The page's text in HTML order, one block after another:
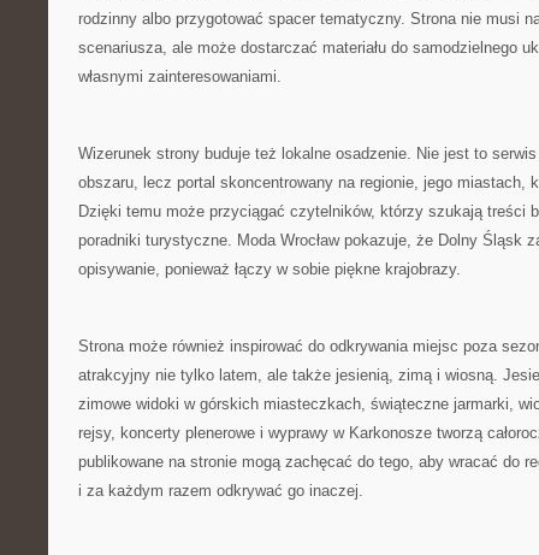
rodzinny albo przygotować spacer tematyczny. Strona nie musi
scenariusza, ale może dostarczać materiału do samodzielnego
własnymi zainteresowaniami.
Wizerunek strony buduje też lokalne osadzenie. Nie jest to
obszaru, lecz portal skoncentrowany na regionie, jego miastach,
Dzięki temu może przyciągać czytelników, którzy szukają treści
poradniki turystyczne. Moda Wrocław pokazuje, że Dolny Śląsk
opisywanie, ponieważ łączy w sobie piękne krajobrazy.
Strona może również inspirować do odkrywania miejsc poza
atrakcyjny nie tylko latem, ale także jesienią, zimą i wiosną.
zimowe widoki w górskich miasteczkach, świąteczne jarmarki,
rejsy, koncerty plenerowe i wyprawy w Karkonosze tworzą
publikowane na stronie mogą zachęcać do tego, aby wracać do
i za każdym razem odkrywać go inaczej.